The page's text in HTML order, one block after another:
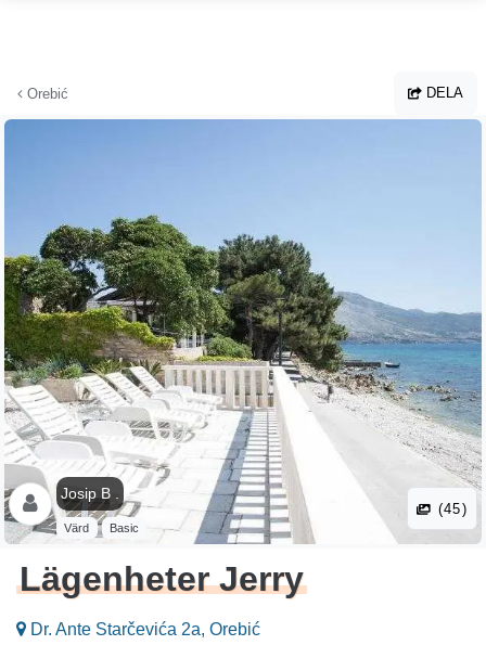
Orebić DELA
Josip B .
Värd Basic
(45)
Lägenheter Jerry
Dr. Ante Starčevića 2a, Orebić